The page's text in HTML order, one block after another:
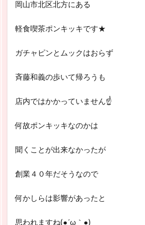
岡山市北区北方にある
軽食喫茶ポンキッキです★
ガチャピンとムックはおらず
斉藤和義の歩いて帰ろうも
店内ではかかっていません☝
何故ポンキッキなのかは
聞くことが出来なかったが
創業４０年だそうなので
何かしらは影響があったと
思われますね(●´ω｀●)